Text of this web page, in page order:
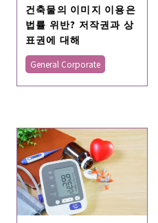
건축물의 이미지 이용은
법률 위반? 저작권과 상
표권에 대해
General Corporate